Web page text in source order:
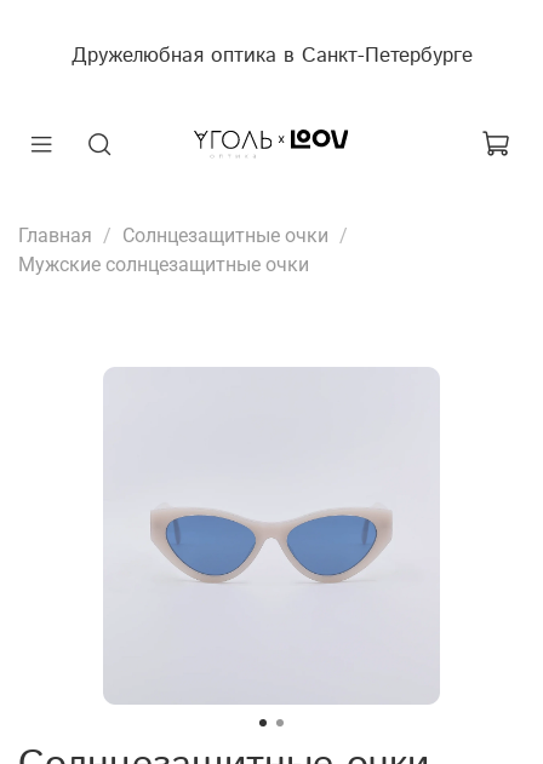
Дружелюбная оптика в Санкт-Петербурге
Главная
Солнцезащитные очки
Мужские солнцезащитные очки